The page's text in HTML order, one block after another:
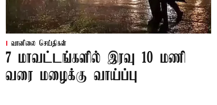
வானிலை செய்திகள்
7 மாவட்டங்களில் இரவு 10 மணி
வரை மழைக்கு வாய்ப்பு